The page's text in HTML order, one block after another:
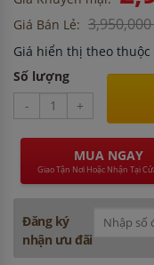
Giá Bán Lẻ:
Giá hiển thị theo
Số lượng
-
+
MUA NGAY
Giao Tận Nơi Hoặc Nhận Tại
Đăng ký
nhận ưu đãi